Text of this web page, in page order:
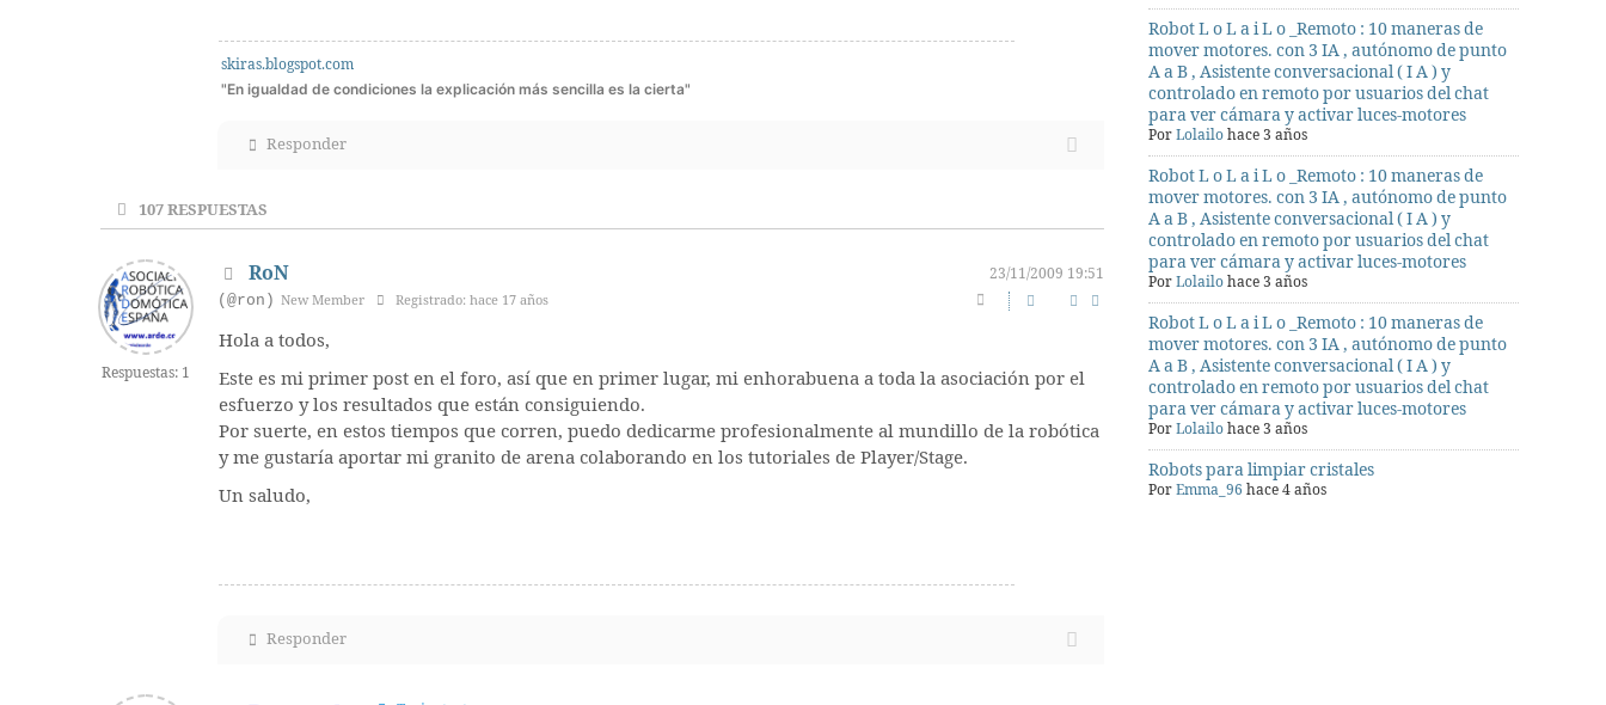
skiras.blogspot.com
"En igualdad de condiciones la explicación más sencilla es la cierta"
Responder
107RESPUESTAS
Respuestas: 1
RoN
23/11/2009 19:51
(@ron) New Member Registrado: hace 17 años
Hola a todos,
Este es mi primer post en el foro, así que en primer lugar, mi enhorabuena a toda la asociación por el
esfuerzo y los resultados que están consiguiendo.
Por suerte, en estos tiempos que corren, puedo dedicarme profesionalmente al mundillo de la robótica
y me gustaría aportar mi granito de arena colaborando en los tutoriales de Player/Stage.
Un saludo,
Responder
Robot L o L a i L o _Remoto : 10 maneras de
mover motores. con 3 IA , autónomo de punto
A a B , Asistente conversacional ( I A ) y
controlado en remoto por usuarios del chat
para ver cámara y activar luces-motores
Por Lolailo hace 3 años
Robot L o L a i L o _Remoto : 10 maneras de
mover motores. con 3 IA , autónomo de punto
A a B , Asistente conversacional ( I A ) y
controlado en remoto por usuarios del chat
para ver cámara y activar luces-motores
Por Lolailo hace 3 años
Robot L o L a i L o _Remoto : 10 maneras de
mover motores. con 3 IA , autónomo de punto
A a B , Asistente conversacional ( I A ) y
controlado en remoto por usuarios del chat
para ver cámara y activar luces-motores
Por Lolailo hace 3 años
Robots para limpiar cristales
Por Emma_96 hace 4 años